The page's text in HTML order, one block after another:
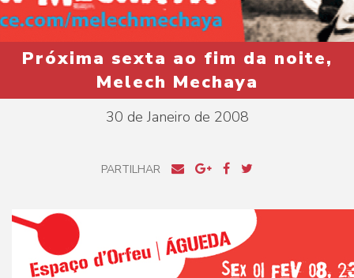
Próxima sexta ao fim da noite,
Melech Mechaya
30 de Janeiro de 2008
PARTILHAR